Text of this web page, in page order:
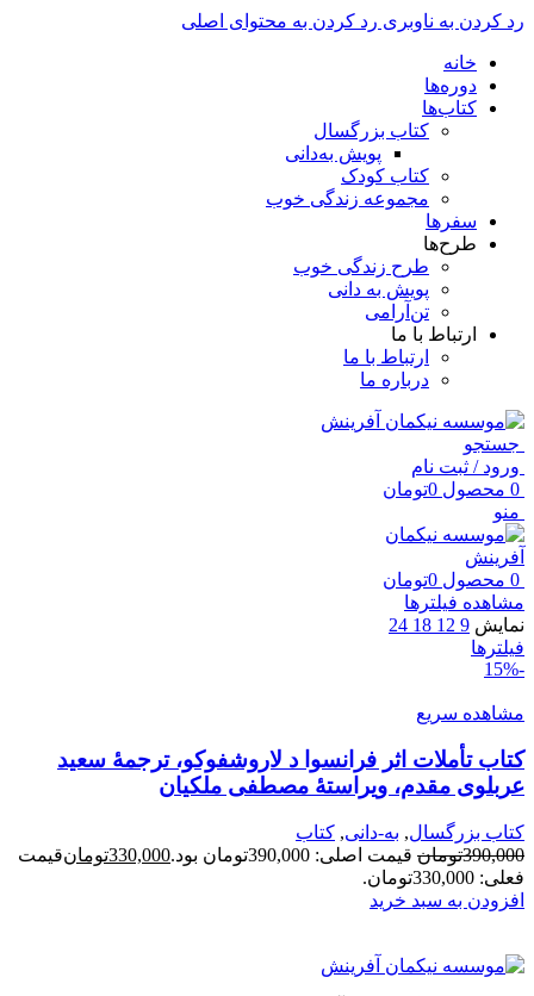
رد کردن به ناوبری رد کردن به محتوای اصلی
خانه
دوره‌ها
کتاب‌ها
کتاب بزرگسال
پویش به‌دانی
کتاب کودک
مجموعه زندگی خوب
سفرها
طرح‌ها
طرح زندگی خوب
پویش به دانی
تن‌آرامی
ارتباط با ما
ارتباط با ما
درباره ما
جستجو
ورود / ثبت نام
0 محصول 0تومان
منو
0 محصول 0تومان
مشاهده فیلترها
نمایش 9
12
18
24
فیلترها
-15%
مشاهده سریع
کتاب تأملات اثر فرانسوا د لاروشفوکو، ترجمۀ سعید
عربلوی مقدم، ویراستۀ مصطفی ملکیان
کتاب بزرگسال, به-دانی, کتاب
390,000تومان قیمت اصلی: 390,000تومان بود. 330,000تومانقیمت
فعلی: 330,000تومان.
افزودن به سبد خرید